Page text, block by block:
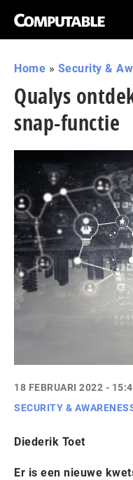
Home » Security &
Qualys
snap-functie
18 FEBRUARI 2022 -
SECURITY &
Diederik Toet
Er is een nieuwe